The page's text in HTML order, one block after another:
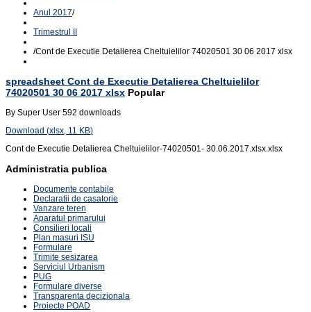
Anul 2017/
Trimestrul II
/Cont de Executie Detalierea Cheltuielilor 74020501 30 06 2017 xlsx
spreadsheet Cont de Executie Detalierea Cheltuielilor
74020501 30 06 2017 xlsx Popular
By Super User 592 downloads
Download (xlsx, 11 KB)
Cont de Executie Detalierea Cheltuielilor-74020501- 30.06.2017.xlsx.xlsx
Administratia publica
Documente contabile
Declaratii de casatorie
Vanzare teren
Aparatul primarului
Consilieri locali
Plan masuri ISU
Formulare
Trimite sesizarea
Serviciul Urbanism
PUG
Formulare diverse
Transparenta decizionala
Proiecte POAD